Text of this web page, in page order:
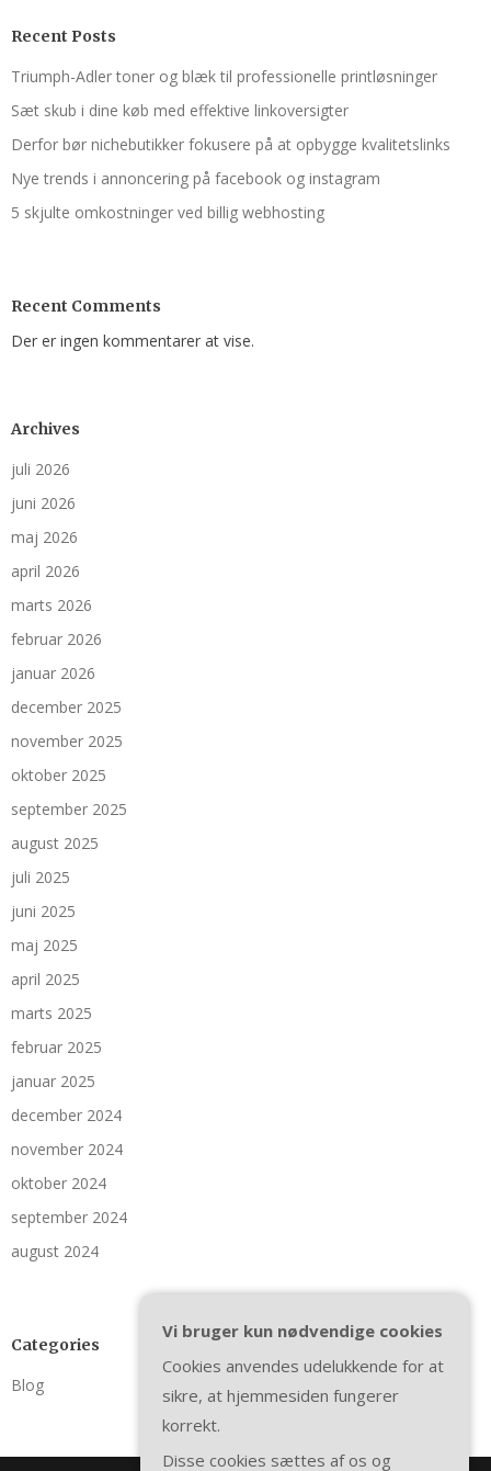
Recent Posts
Triumph-Adler toner og blæk til professionelle printløsninger
Sæt skub i dine køb med effektive linkoversigter
Derfor bør nichebutikker fokusere på at opbygge kvalitetslinks
Nye trends i annoncering på facebook og instagram
5 skjulte omkostninger ved billig webhosting
Recent Comments
Der er ingen kommentarer at vise.
Archives
juli 2026
juni 2026
maj 2026
april 2026
marts 2026
februar 2026
januar 2026
december 2025
november 2025
oktober 2025
september 2025
august 2025
juli 2025
juni 2025
maj 2025
april 2025
marts 2025
februar 2025
januar 2025
december 2024
november 2024
oktober 2024
september 2024
august 2024
Categories
Blog
Vi bruger kun nødvendige cookies
Cookies anvendes udelukkende for at
sikre, at hjemmesiden fungerer
korrekt.
Disse cookies sættes af os og